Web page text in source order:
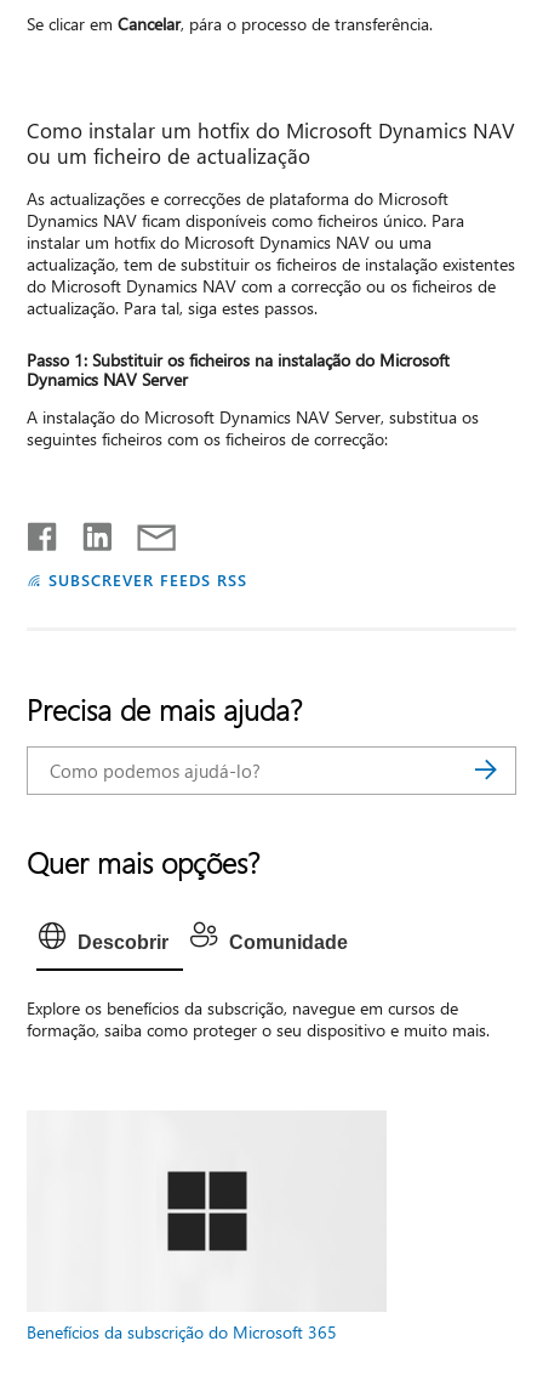
Se clicar emCancelar, pára o processo de transferência.
Como instalar um hotfix do Microsoft Dynamics NAV
ou um ficheiro de actualização
As actualizações e correcções de plataforma do Microsoft
Dynamics NAV ficam disponíveis como ficheiros único. Para
instalar um hotfix do Microsoft Dynamics NAV ou uma
actualização, tem de substituir os ficheiros de instalação existentes
do Microsoft Dynamics NAV com a correcção ou os ficheiros de
actualização. Para tal, siga estes passos.
Passo 1: Substituir os ficheiros na instalação do Microsoft
Dynamics NAV Server
A instalação do Microsoft Dynamics NAV Server, substitua os
seguintes ficheiros com os ficheiros de correcção:
SUBSCREVER FEEDS RSS
Precisa de mais ajuda?
Quer mais opções?
Descobrir Comunidade
Explore os benefícios da subscrição, navegue em cursos de
formação, saiba como proteger o seu dispositivo e muito mais.
Benefícios da subscrição do Microsoft 365